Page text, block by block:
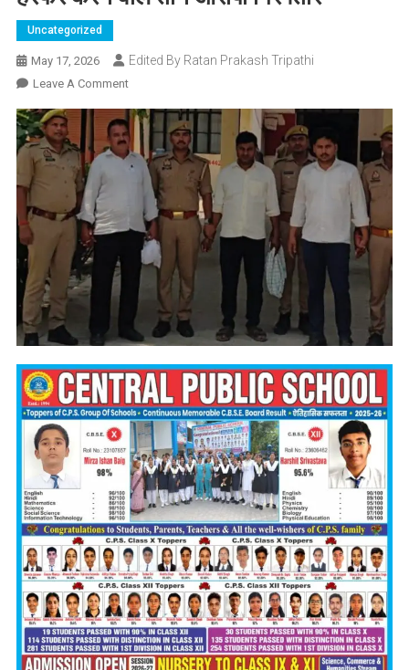
Uncategorized
May 17, 2026 Edited By Ratan Prakash Tripathi
Leave A CommentOn
मतदाता
सूची
बनाकर
प्रक्रिया
में
हेरफेर
करने
वाले
तीन
आरोपी